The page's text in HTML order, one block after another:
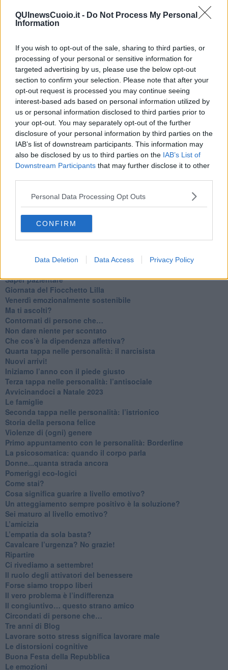
QUInewsCuoio.it - Do Not Process My Personal
Information
If you wish to opt-out of the sale, sharing to third parties, or
processing of your personal or sensitive information for
targeted advertising by us, please use the below opt-out
section to confirm your selection. Please note that after your
opt-out request is processed you may continue seeing
interest-based ads based on personal information utilized by
us or personal information disclosed to third parties prior to
your opt-out. You may separately opt-out of the further
disclosure of your personal information by third parties on the
IAB’s list of downstream participants. This information may
also be disclosed by us to third parties on the IAB’s List of
Downstream Participants that may further disclose it to other
Personal Data Processing Opt Outs
CONFIRM
Data Deletion Data Access Privacy Policy
​Il diritto ad essere disconnessi
​Il pensiero dicotomico e la salute mentale
​La Clownterapia
​Differenze tra persone frustrate e non
L’invisibile fatica mentale
Vacanze a km zero
​Buone Vacan(si)e!
​Il lato positivo delle cose
​Storie antiche di tempi moderni
​Quello che alle mamme non dicono
Adultescenza
Homo imbecillis
​4 anni di Blog
Quando il silenzio è aggressivo
​Il passato, questo conosciuto!
​L’uomo o l’orso?
Non hanno un amico a teatro​
​Tutta una questione di rispetto
​Cose che ci esauriscono
​Vespa che passione!
​Parole d’amore regalate al vento
​Saper pazientare
​Giornata del Fiocchetto Lilla
​Venerdì emozionalmente sostenibile
Ma ti ascolti?
Contornati di persone che…
Non dare niente per scontato
Che cos’è la dipendenza affettiva?
Quarta tappa nelle personalità: il narcisista
​Nuovi arrivi!
​Iniziamo l’anno con il piede giusto
​Terza tappa nelle personalità: l’antisociale
​Avvicinandoci a Natale 2023
Le famiglie
Seconda tappa nelle personalità: l’istrionico
​Storia della persona felice
Violenze di (ogni) genere
​Primo appuntamento con le personalità: Borderline
La psicosomatica: quando il corpo parla
Donne...quanta strada ancora
​Pomeriggi eco-logici
​Come stai?
Cosa significa guarire a livello emotivo?
​Un atteggiamento sempre positivo è la soluzione?
​Sei maturo al livello emotivo?
​L’amicizia
​L’empatia da sola basta?
​Cavalcare l’urgenza? No grazie!
Ripartire
​Ci rivediamo a settembre!
​Il ruolo degli attivatori del benessere
​Forse siamo troppo liberi
​Il vero problema è l’indifferenza
​Il congiuntivo… questo strano amico
​Circondati di persone che…
​Tre anni di Blog
​Lavorare sotto stress significa lavorare male
​Le distorsioni cognitive
​Buona Festa della Repubblica
Le emozioni